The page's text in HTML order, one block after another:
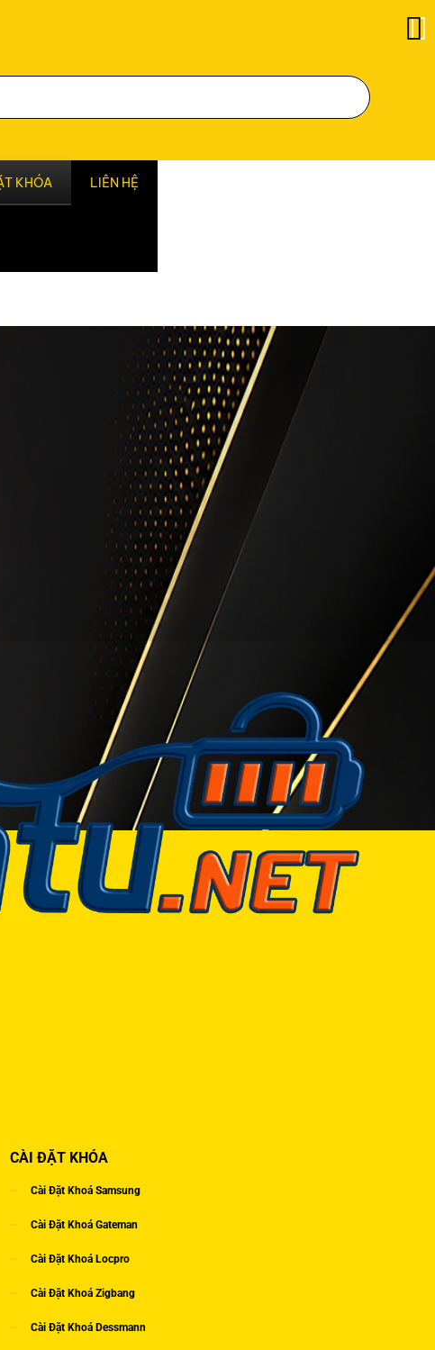
KHÓA LIÊN HỆ
CÀI ĐẶT KHÓA
Cài Đặt Khoá Samsung
Cài Đặt Khoá Gateman
Cài Đặt Khoá Locpro
Cài Đặt Khoá Zigbang
Cài Đặt Khoá Dessmann